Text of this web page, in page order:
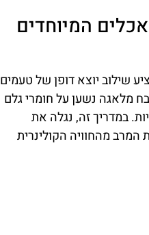
המיוחדים
שילוב יוצא דופן של טעמים
מלאגה נשען על חומרי גלם
במדריך זה, נגלה את
מהחוויה הקולינרית